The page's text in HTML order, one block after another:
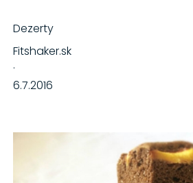
Dezerty
Fitshaker.sk
·
6.7.2016